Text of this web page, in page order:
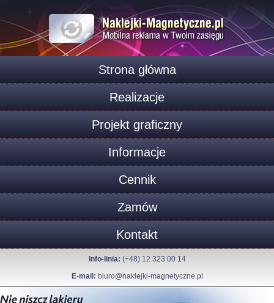
Strona główna
Realizacje
Projekt graficzny
Informacje
Cennik
Zamów
Kontakt
Info-linia: (+48) 12 323 00 14
E-mail: biuro@naklejki-magnetyczne.pl